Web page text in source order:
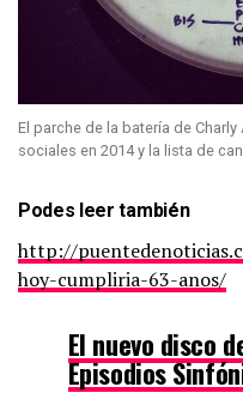
El parche de la batería de
sociales en 2014 y la lista de
Podes leer también
http://
hoy-cumpliria-63-anos/
El nuevo disco
Episodios